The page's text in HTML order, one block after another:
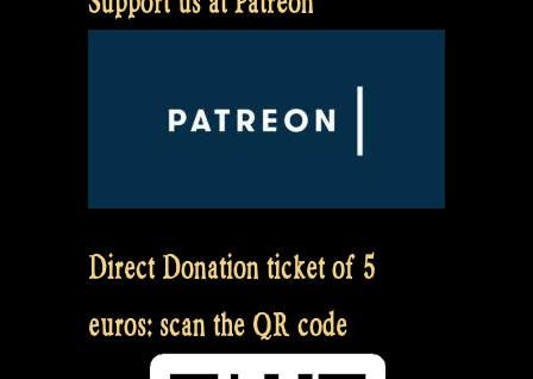
Direct Donation ticket of 5
euros: scan the QR code